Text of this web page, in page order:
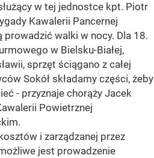
w tej jednostce kpt. Piotr
Kawalerii Pancernej
walki w nocy. Dla 18.
w Bielsku-Białej,
sprzęt ściągano z całej
Sokół składamy części, żeby
- przyznaje chorąży Jacek
Powietrznej
i zarządzanej przez
jest prowadzenie